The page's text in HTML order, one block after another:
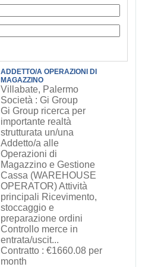
ADDETTO/A OPERAZIONI DI
MAGAZZINO
Villabate, Palermo
Società : Gi Group
Gi Group ricerca per
importante realtà
strutturata un/una
Addetto/a alle
Operazioni di
Magazzino e Gestione
Cassa (WAREHOUSE
OPERATOR) Attività
principali Ricevimento,
stoccaggio e
preparazione ordini
Controllo merce in
entrata/uscit...
Contratto : €1660.08 per
month